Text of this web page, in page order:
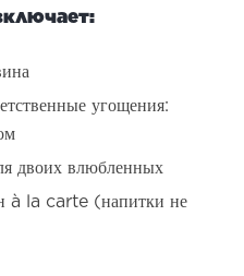
угощения:
двоих влюбленных
à la carte (напитки не